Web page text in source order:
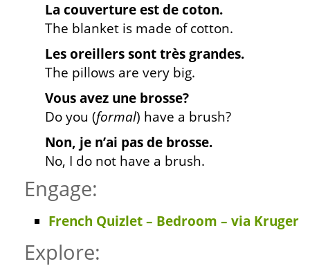
La couverture est de coton.
The blanket is made of cotton.
Les oreillers sont très grandes.
The pillows are very big.
Vous avez une brosse?
Do you (formal) have a brush?
Non, je n’ai pas de brosse.
No, I do not have a brush.
Engage:
French Quizlet – Bedroom – via Kruger
Explore: